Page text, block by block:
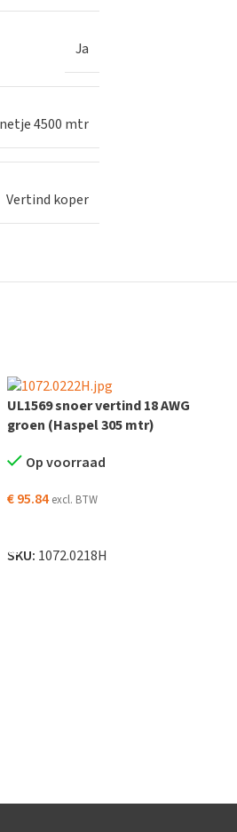
Ja
4500 mtr
Vertind koper
UL1569 snoer vertind 18 AWG
groen (Haspel 305 mtr)
Op voorraad
€95.84 excl. BTW
SKU: 1072.0218H